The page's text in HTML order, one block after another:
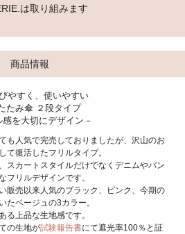
は取り組みます
商品情報
やすく、使いやすい
たみ傘 ２段タイプ
感を大切にデザイン－
も人気で完売しておりましたが、沢山のお
て復活したフリルタイプ。
スカートスタイルだけでなくデニムやパン
フリルデザインです。
販売以来人気のブラック、ピンク、今期の
たベージュの3カラー。
る上品な生地感です。
の生地が試験報告書にて遮光率100％と証